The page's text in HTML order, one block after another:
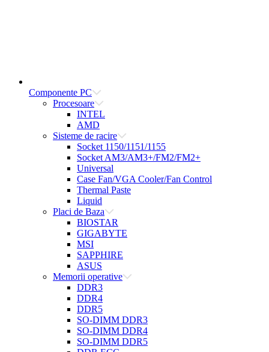
Componente PC
Procesoare
INTEL
AMD
Sisteme de racire
Socket 1150/1151/1155
Socket AM3/AM3+/FM2/FM2+
Universal
Case Fan/VGA Cooler/Fan Control
Thermal Paste
Liquid
Placi de Baza
BIOSTAR
GIGABYTE
MSI
SAPPHIRE
ASUS
Memorii operative
DDR3
DDR4
DDR5
SO-DIMM DDR3
SO-DIMM DDR4
SO-DIMM DDR5